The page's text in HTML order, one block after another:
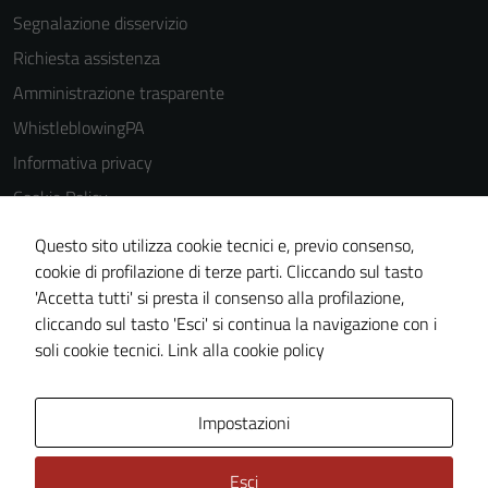
Segnalazione disservizio
Richiesta assistenza
Amministrazione trasparente
WhistleblowingPA
Informativa privacy
Cookie Policy
Dichiarazione di accessibilità
Piano di miglioramento del sito
Certificazione sistema gestione qualità
Questo sito utilizza cookie tecnici e, previo consenso,
cookie di profilazione di terze parti. Cliccando sul tasto
'Accetta tutti' si presta il consenso alla profilazione,
cliccando sul tasto 'Esci' si continua la navigazione con i
soli cookie tecnici. Link alla cookie policy
Impostazioni
Esci